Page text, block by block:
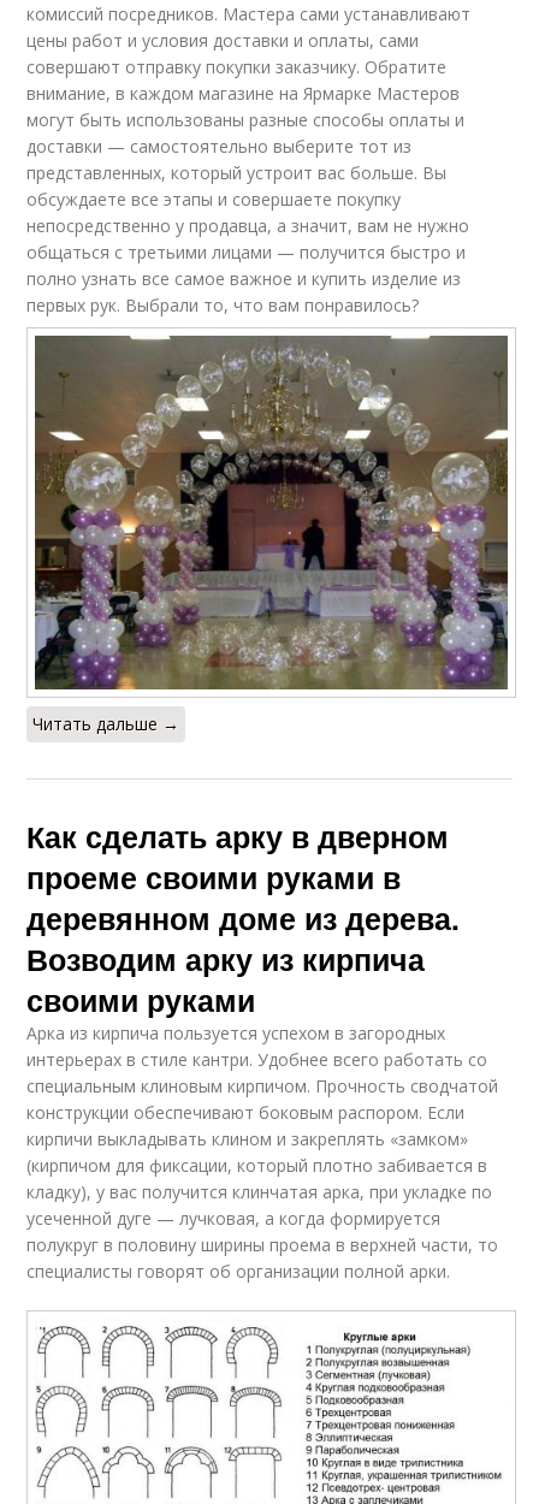
комиссий посредников. Мастера сами устанавливают
цены работ и условия доставки и оплаты, сами
совершают отправку покупки заказчику. Обратите
внимание, в каждом магазине на Ярмарке Мастеров
могут быть использованы разные способы оплаты и
доставки — самостоятельно выберите тот из
представленных, который устроит вас больше. Вы
обсуждаете все этапы и совершаете покупку
непосредственно у продавца, а значит, вам не нужно
общаться с третьими лицами — получится быстро и
полно узнать все самое важное и купить изделие из
первых рук. Выбрали то, что вам понравилось?
Читать дальше →
Как сделать арку в дверном
проеме своими руками в
деревянном доме из дерева.
Возводим арку из кирпича
своими руками
Арка из кирпича пользуется успехом в загородных
интерьерах в стиле кантри. Удобнее всего работать со
специальным клиновым кирпичом. Прочность сводчатой
конструкции обеспечивают боковым распором. Если
кирпичи выкладывать клином и закреплять «замком»
(кирпичом для фиксации, который плотно забивается в
кладку), у вас получится клинчатая арка, при укладке по
усеченной дуге — лучковая, а когда формируется
полукруг в половину ширины проема в верхней части, то
специалисты говорят об организации полной арки.